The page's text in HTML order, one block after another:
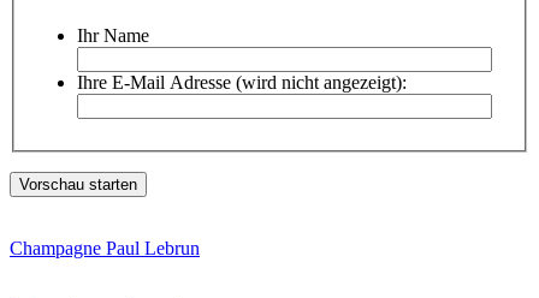
Ihr Name
Ihre E-Mail Adresse (wird nicht angezeigt):
Champagne Paul Lebrun